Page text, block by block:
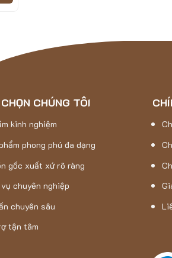
mọi mặt phẳng và không bao giờ trơn
CHÚNG TÔI
kinh nghiệm
phong phú đa dạng
gốc xuất xứ rõ ràng
chuyên nghiệp
chuyên sâu
tận tâm